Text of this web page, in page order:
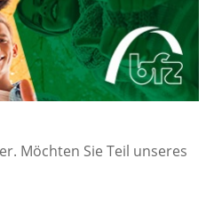
Möchten Sie Teil unseres